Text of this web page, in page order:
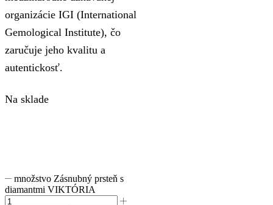
organizácie IGI (International
Gemological Institute), čo
zaručuje jeho kvalitu a
autentickosť.
Na sklade
množstvo Zásnubný prsteň s
diamantmi VIKTÓRIA